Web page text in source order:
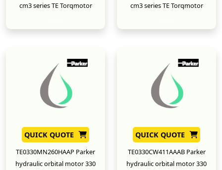
cm3 series TE Torqmotor
cm3 series TE Torqmotor
QUICK QUOTE
TE0330MN260HAAP Parker
hydraulic orbital motor 330
QUICK QUOTE
TE0330CW411AAAB Parker
hydraulic orbital motor 330